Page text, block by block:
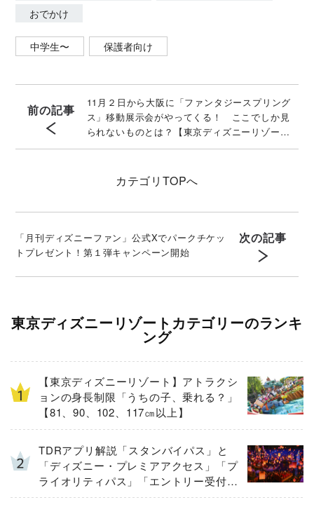
おでかけ
中学生〜 保護者向け
前の記事
11月２日から大阪に「ファンタジースプリング
ス」移動展示会がやってくる！ ここでしか見
られないものとは？【東京ディズニーリゾー
ト】
カテゴリ TOPへ
「月刊ディズニーファン」公式Xでパークチケッ
トプレゼント！第１弾キャンペーン開始
次の記事
東京ディズニーリゾートカテゴリーのランキ
ング
【東京ディズニーリゾート】アトラクシ
ョンの身長制限「うちの子、乗れる？」
【81、90、102、117㎝以上】
TDRアプリ解説「スタンバイパス」と
「ディズニー・プレミアアクセス」「プ
ライオリティパス」「エントリー受付」
とは